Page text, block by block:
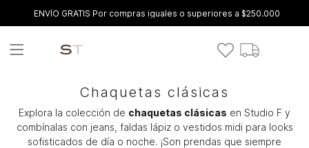
ENVÍO GRATIS Por compras iguales o superiores a $250.000
Chaquetas clásicas
Explora la colección de chaquetas clásicas en Studio F y
combínalas con jeans, faldas lápiz o vestidos midi para looks
sofisticados de día o noche. ¡Son prendas que siempre